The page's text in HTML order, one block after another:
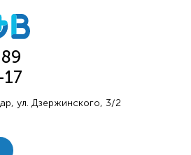
ул. Дзержинского, 3/2